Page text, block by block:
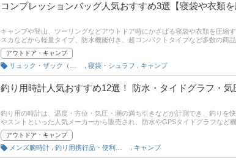
コンプレッションバッグ人気おすすめ3選【寝袋や衣類
キャンプや登山、ツーリングなどアウトドア時にかさばる寝袋や衣類を圧縮
スカなどから軽量タイプ、防水機能付き、超コンパクトタイプなど多数の商
は、コンプレッションバッグの選び方やおすすめ商品を紹介します。通販サ
しますので、売れ筋や口コミとあわせてチェックしてみてください。
アウトドア・キャンプ
寝袋・シュラフ キャンプ
釣り用時計人気おすすめ12選！ 防水・タイドグラフ・気
釣り用の時計は、温度・方位・気圧・潮の満ち引きなどが計測でき、釣りを
やスントといった人気メーカーから販売され、防水やGPSタイドグラフなど
やG-SHOCKは人気です。この記事では、釣り用時計の選び方とおすすめ商
スマートウォッチもピックアップ。記事後半には、比較一覧表、通販サイト
や評判もチェックしてみてください。
アウトドア・キャンプ
メンズ腕時計
キャンプ